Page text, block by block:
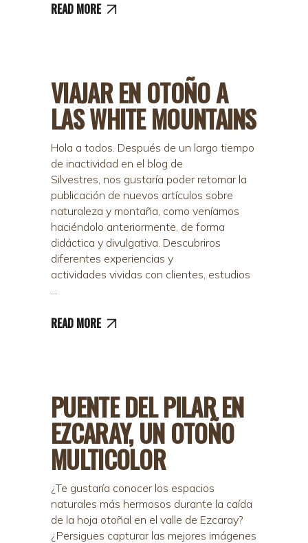
READ MORE
VIAJAR EN OTOÑO A
LAS WHITE MOUNTAINS
Hola a todos. Después de un largo tiempo
de inactividad en el blog de
Silvestres, nos gustaría poder retomar la
publicación de nuevos artículos sobre
naturaleza y montaña, como veníamos
haciéndolo anteriormente, de forma
didáctica y divulgativa. Descubriros
diferentes experiencias y
actividades vividas con clientes, estudios
READ MORE
PUENTE DEL PILAR EN
EZCARAY, UN OTOÑO
MULTICOLOR
¿Te gustaría conocer los espacios
naturales más hermosos durante la caída
de la hoja otoñal en el valle de Ezcaray?
¿Persigues capturar las mejores imágenes